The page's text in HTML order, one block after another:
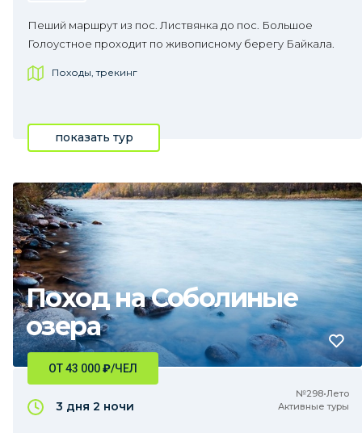
Пеший маршрут из пос. Листвянка до пос. Большое
Голоустное проходит по живописному берегу Байкала.
Походы, трекинг
показать тур
Поход на Соболиные
озера
№298•Лето
Активные туры
ОТ 43 000₽/ЧЕЛ
3 дня 2 ночи